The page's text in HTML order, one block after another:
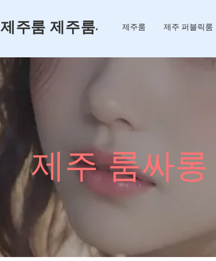
제주룸 제주룸싸롱제주룸 제주 퍼블릭룸
제주 룸싸